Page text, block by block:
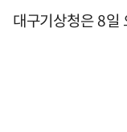
대구기상청은 8일